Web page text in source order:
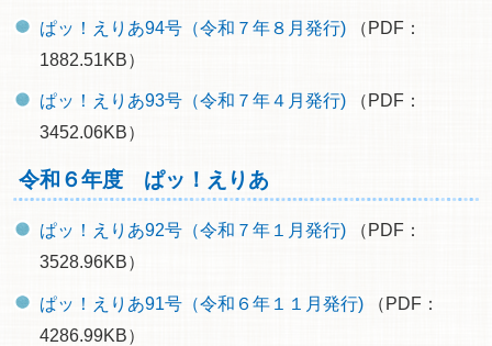
ぱッ！えりあ94号（令和７年８月発行)（PDF：
1882.51KB）
ぱッ！えりあ93号（令和７年４月発行)（PDF：
3452.06KB）
令和６年度 ぱッ！えりあ
ぱッ！えりあ92号（令和７年１月発行)（PDF：
3528.96KB）
ぱッ！えりあ91号（令和６年１１月発行)（PDF：
4286.99KB）